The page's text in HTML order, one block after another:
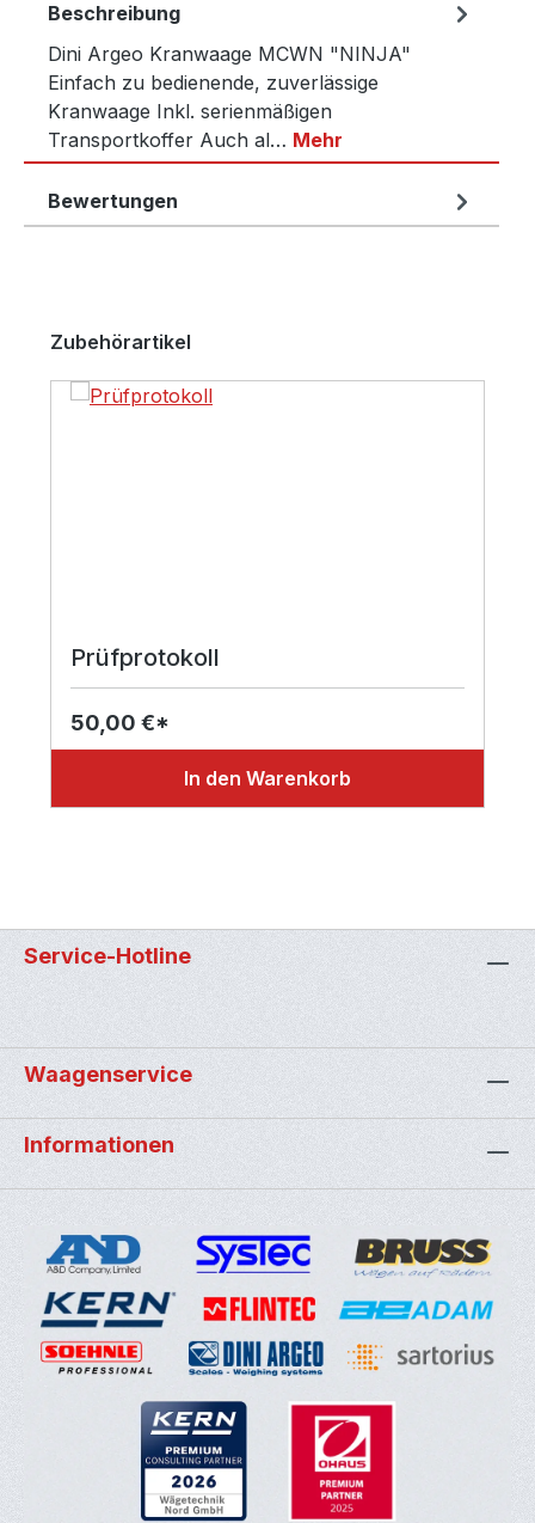
Beschreibung
Dini Argeo Kranwaage MCWN "NINJA"
Einfach zu bedienende, zuverlässige
Kranwaage Inkl. serienmäßigen
Transportkoffer Auch al… Mehr
Bewertungen
Produktgalerie überspringen
Zubehörartikel
Prüfprotokoll
50,00 €*
In den Warenkorb
Service-Hotline
Waagenservice
Informationen